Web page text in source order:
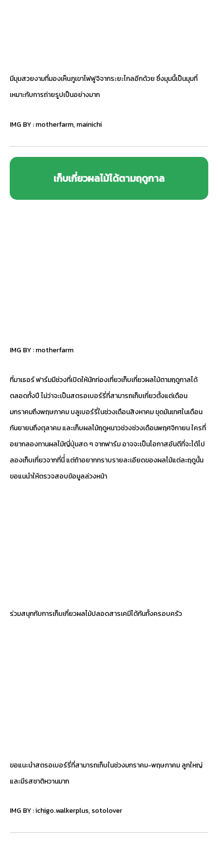
มีมุมสวยงามที่มองเห็นภูเขาไฟฟูจิจากระยะไกลอีกด้วย ซึ่งมุมนี้เป็นมุมที่
เหมาะกับการถ่ายรูปเป็นอย่างมาก
IMG BY :motherfarm,mainichi
เก็บเกี่ยวผลไม้ได้ตามฤดูกาล
IMG BY :motherfarm
ที่มาเธอร์ ฟาร์มมีช่วงที่เปิดให้นักท่องเที่ยวเก็บเกี่ยวผลไม้ตามฤดูกาลได้
ตลอดทั้งปี ไม่ว่าจะเป็นสตรอเบอร์รี่ที่สามารถเก็บเกี่ยวตั้งแต่เดือน
มกราคมถึงพฤษภาคม บลูเบอร์รี่ในช่วงเดือนสิงหาคม ขุดมันเทศในเดือน
กันยายนถึงตุลาคม และเก็บผลไม้ฤดูหนาวช่วงช่วงเดือนพฤศจิกายน ใครที่
อยากลองทานผลไม้ญี่ปุ่นสด ๆ จากฟาร์ม อาจจะเป็นโอกาสอันดีที่จะได้ไป
ลองเก็บเกี่ยวจากที่นี่่ แต่ถ้าอยากทราบรายละเอียดของผลไม้แต่ละฤดูนั้น
ขอแนนำให้ตรวจสอบข้อมูลล่วงหน้า
ร่วมสนุกกับการเก็บเกี่ยวผลไม้ปลอดสารเคมีได้กันทั้งครอบครัว
ขอแนะนำสตรอเบอร์รี่ที่สามารถเก็บในช่วงมกราคม-พฤษภาคม ลูกใหญ่
และมีรสชาติหวานมาก
IMG BY :ichigo.walkerplus,sotolover